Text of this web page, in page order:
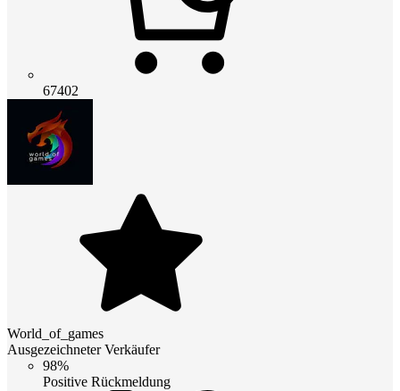
67402
World_of_games
Ausgezeichneter Verkäufer
98%
Positive Rückmeldung